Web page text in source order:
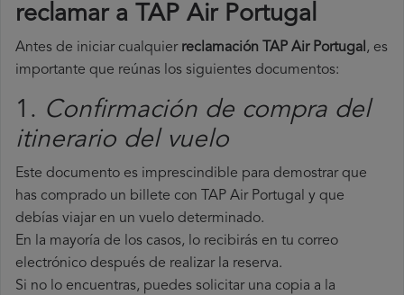
reclamar a TAP Air Portugal
Antes de iniciar cualquier reclamación TAP Air Portugal, es
importante que reúnas los siguientes documentos:
1. Confirmación de compra del
itinerario del vuelo
Este documento es imprescindible para demostrar que
has comprado un billete con TAP Air Portugal y que
debías viajar en un vuelo determinado.
En la mayoría de los casos, lo recibirás en tu correo
electrónico después de realizar la reserva.
Si no lo encuentras, puedes solicitar una copia a la